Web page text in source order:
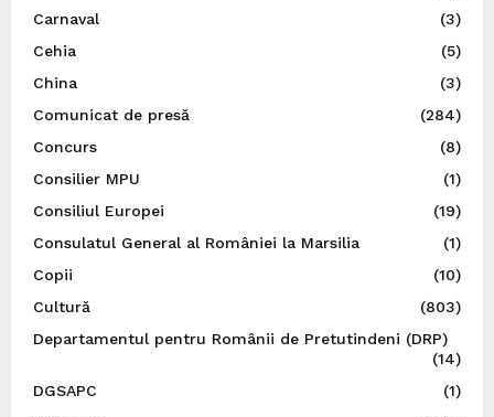
Carnaval
(3)
Cehia
(5)
China
(3)
Comunicat de presă
(284)
Concurs
(8)
Consilier MPU
(1)
Consiliul Europei
(19)
Consulatul General al României la Marsilia
(1)
Copii
(10)
Cultură
(803)
Departamentul pentru Românii de Pretutindeni (DRP)
(14)
DGSAPC
(1)